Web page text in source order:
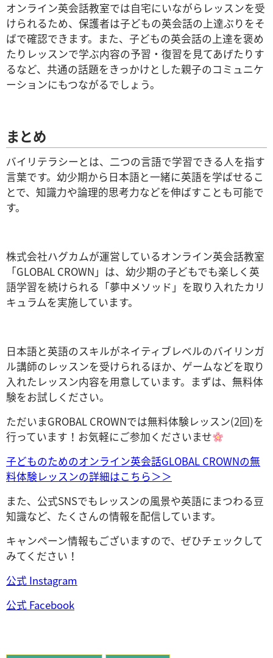
オンライン英会話教室では自宅にいながらレッスンを受
けられるため、保護者は子どもの英会話の上達ぶりをそ
ばで確認できます。また、子どもの英会話の上達を褒め
たりレッスンで学ぶ内容の予習・復習を見てあげたりす
るなど、共通の話題をきっかけとした親子のコミュニケ
ーションにもつながるでしょう。
まとめ
バイリテラシーとは、二つの言語で学習できる人を指す
言葉です。幼少期から日本語と一緒に英語を学ばせるこ
とで、知識力や論理的思考力などを伸ばすことも可能で
す。
株式会社ハグカムが運営しているオンライン英会話教室
「GLOBAL CROWN」は、幼少期の子どもでも楽しく英
語学習を続けられる「夢中メソッド」を取り入れたカリ
キュラムを実施しています。
日本語と英語のスキルがネイティブレベルのバイリンガ
ル講師のレッスンを受けられるほか、ゲームなどを取り
入れたレッスン内容を用意しています。まずは、無料体
験をお試しください。
ただいまGROBAL CROWNでは無料体験レッスン(2回)を
行っています！お気軽にご参加くださいませ
子どものためのオンライン英会話GLOBAL CROWNの無
料体験レッスンの詳細はこちら＞＞
また、公式SNSでもレッスンの風景や英語にまつわる豆
知識など、たくさんの情報を配信しています。
キャンペーン情報もございますので、ぜひチェックして
みてください！
公式 Instagram
公式 Facebook